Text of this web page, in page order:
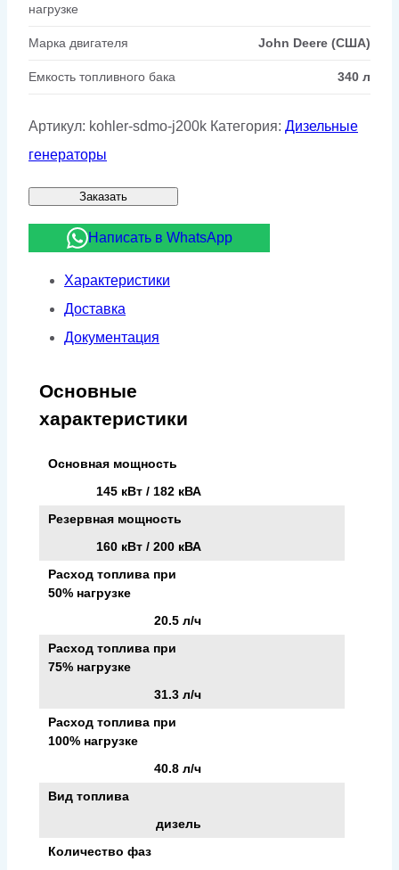
нагрузке
Марка двигателя John Deere (США)
Емкость топливного бака 340 л
Артикул: kohler-sdmo-j200k Категория: Дизельные
генераторы
Заказать
Написать в WhatsApp
Характеристики
Доставка
Документация
Основные
характеристики
Основная мощность
145 кВт / 182 кВА
Резервная мощность
160 кВт / 200 кВА
Расход топлива при
50% нагрузке
20.5 л/ч
Расход топлива при
75% нагрузке
31.3 л/ч
Расход топлива при
100% нагрузке
40.8 л/ч
Вид топлива
дизель
Количество фаз